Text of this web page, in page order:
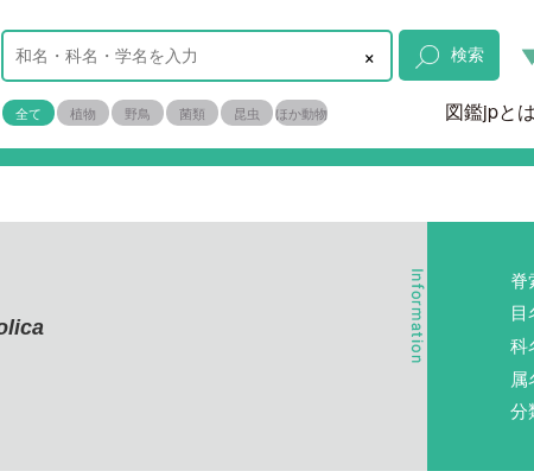
× 検索
全て 植物 野鳥 菌類 昆虫 ほか動物 図鑑jpと
脊
科
分